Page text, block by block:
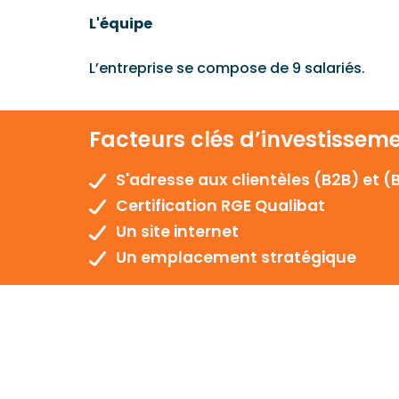
L'équipe
L’entreprise se compose de 9 salariés.
Facteurs clés
S'adresse aux clientèles (B2B) et
Certification RGE Qualibat
Un site internet
Un emplacement stratégique